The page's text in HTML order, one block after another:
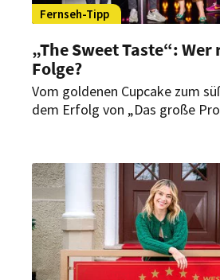
Fernseh-Tipp
„The Sweet Taste“:
Folge?
Vom goldenen Cupcake zum
dem Erfolg von „Das große
Kochshow „The Sweet Taste“